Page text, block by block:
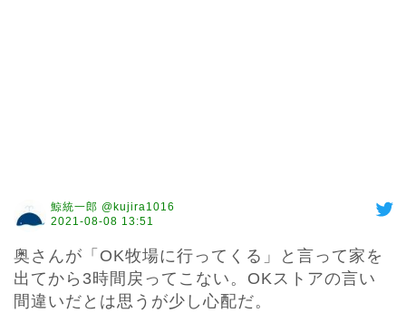
鯨統一郎 @kujira1016
2021-08-08 13:51
奥さんが「OK牧場に行ってくる」と言って家を
出てから3時間戻ってこない。OKストアの言い
間違いだとは思うが少し心配だ。